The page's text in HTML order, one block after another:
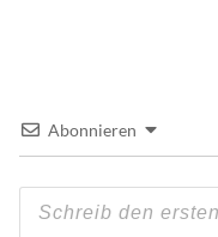
Abonnieren